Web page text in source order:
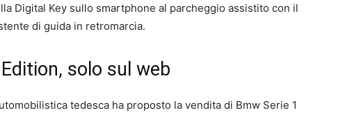
Digital Key sullo smartphone al parcheggio assistito con il
di guida in retromarcia.
solo sul web
tedesca ha proposto la vendita di Bmw Serie 1